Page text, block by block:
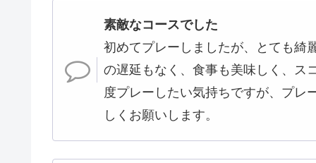
素敵なコースでした
初めてプレーしましたが、とても綺
の遅延もなく、食事も美味しく、ス
度プレーしたい気持ちですが、プレ
しくお願いします。